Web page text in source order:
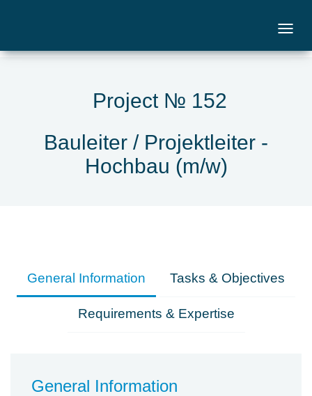
Project № 152
Bauleiter / Projektleiter -
Hochbau (m/w)
General Information Tasks & Objectives
Requirements & Expertise
General Information